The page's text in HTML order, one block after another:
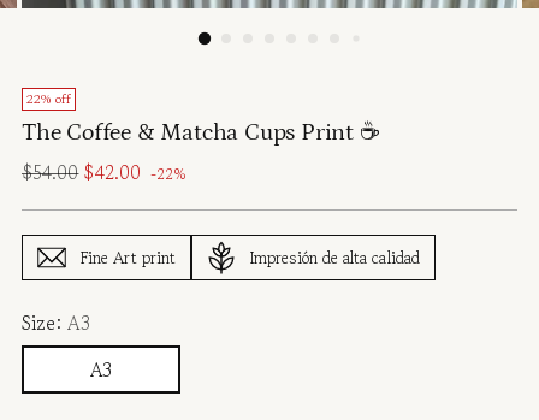
22% off
The Coffee & Matcha Cups Print ☕
Regular
$54.00 $42.00 -22%
Fine Art print Impresión de alta calidad
Size:A3
A3